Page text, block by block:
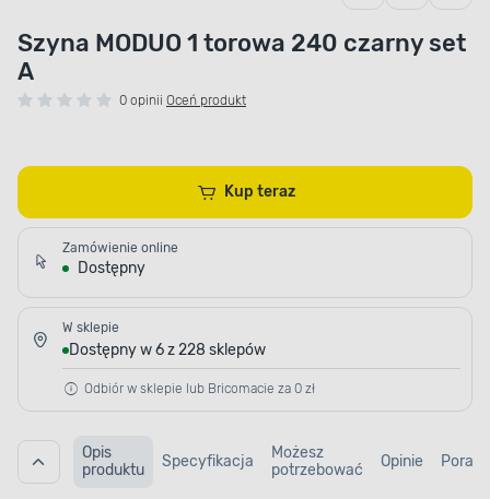
Szyna MODUO 1 torowa 240 czarny set
A
0 opinii Oceń produkt
Kup teraz
Zamówienie online
Dostępny
W sklepie
Dostępny w 6 z 228 sklepów
Odbiór w sklepie lub Bricomacie za 0 zł
Opis
produktu
Specyfikacja
Możesz
potrzebować
Opinie Porady